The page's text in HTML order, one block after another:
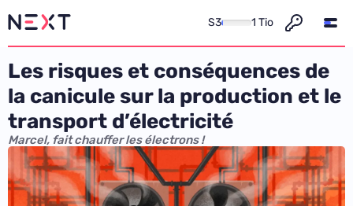
S3 1 Tio
Les risques et conséquences de
la canicule sur la production et le
transport d’électricité
Marcel, fait chauffer les électrons !